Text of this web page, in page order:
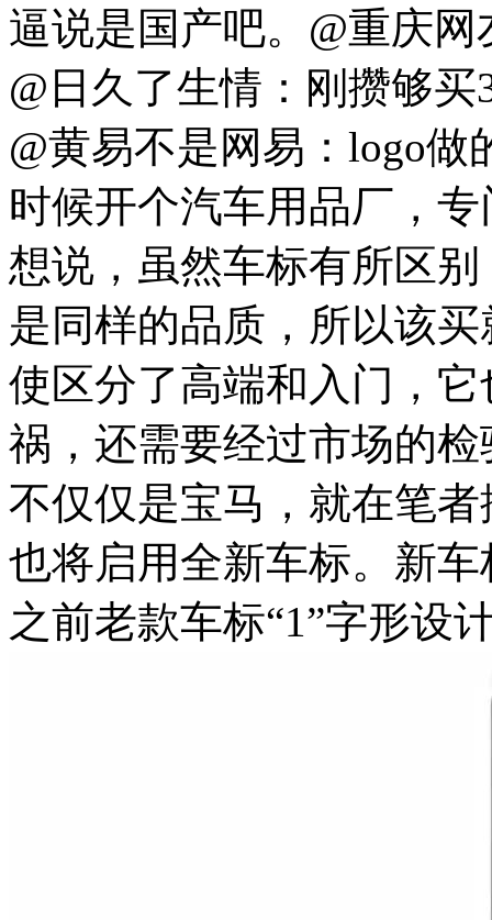
逼说是国产吧。@重庆
@日久了生情：刚攒够
@黄易不是网易：logo
时候开个汽车用品厂，
想说，虽然车标有所区
是同样的品质，所以该
使区分了高端和入门，
祸，还需要经过市场的
不仅仅是宝马，就在笔
也将启用全新车标。新
之前老款车标“1”字形设